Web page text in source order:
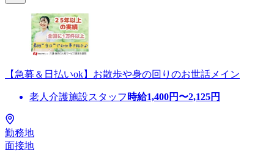
【急募＆日払いok】お散歩や身の回りのお世話メイン
老人介護施設スタッフ 時給1,400円〜2,125円
勤務地
面接地